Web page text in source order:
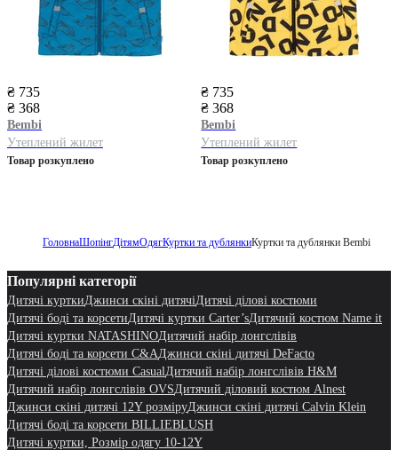
₴ 735
₴ 368
Bembi
Утеплений жилет
Товар розкуплено
₴ 735
₴ 368
Bembi
Утеплений жилет
Товар розкуплено
ГоловнаШопінгДітямОдягКуртки та дублянкиКуртки та дублянки Bembi
Популярні категорії
Дитячі курткиДжинси скіні дитячіДитячі ділові костюми
Дитячі боді та корсетиДитячі куртки Carter’sДитячий костюм Name it
Дитячі куртки NATASHINOДитячий набір лонгслівів
Дитячі боді та корсети C&AДжинси скіні дитячі DeFacto
Дитячі ділові костюми Casual Дитячий набір лонгслівів H&M
Дитячий набір лонгслівів OVSДитячий діловий костюм Alnest
Джинси скіні дитячі 12Y розміруДжинси скіні дитячі Calvin Klein
Дитячі боді та корсети BILLIEBLUSH
Дитячі куртки, Розмір одягу 10-12Y